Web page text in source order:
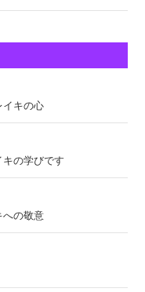
キの心
の学びです
の敬意